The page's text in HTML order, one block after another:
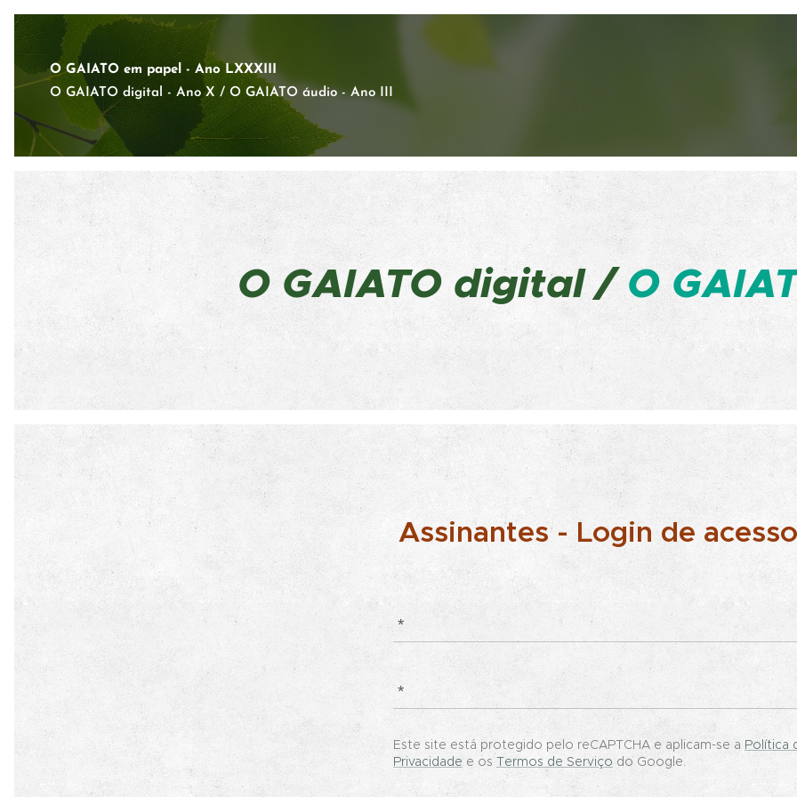
O GAIATO em papel - Ano LXXXIII
O GAIATO digital - Ano X / O GAIATO áudio - Ano III
O GAIATOdigital /O
Assinantes - Login de acesso
Este site está protegido pelo reCAPTCHA e aplicam-se a Política
Privacidade e os Termos de Serviço do Google.